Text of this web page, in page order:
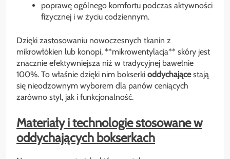
poprawę ogólnego komfortu podczas aktywności
fizycznej i w życiu codziennym.
Dzięki zastosowaniu nowoczesnych tkanin z
mikrowłókien lub konopi, **mikrowentylacja** skóry jest
znacznie efektywniejsza niż w tradycyjnej bawełnie
100%. To właśnie dzięki nim bokserki oddychającestają
się nieodzownym wyborem dla panów ceniących
zarówno styl, jak i funkcjonalność.
Materiały i technologie stosowane w
oddychających bokserkach